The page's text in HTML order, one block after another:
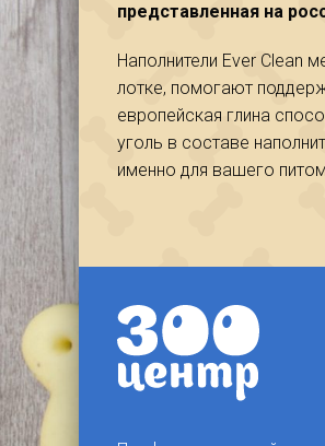
представленная на
Наполнители Ever Clean
лотке, помогают
европейская глина
уголь в составе
именно для вашего